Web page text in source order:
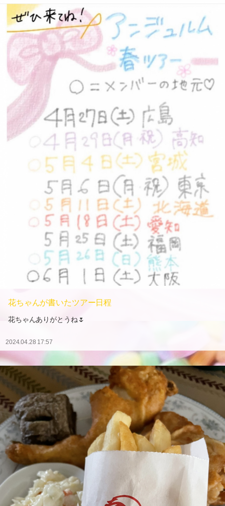
花ちゃんが書いたツアー日程
花ちゃんありがとうね🌷
2024.04.28 17:57